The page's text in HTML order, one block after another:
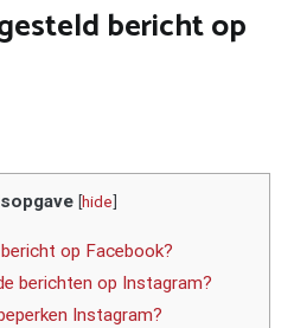
bericht op
[hide]
op Facebook?
berichten op Instagram?
Instagram?